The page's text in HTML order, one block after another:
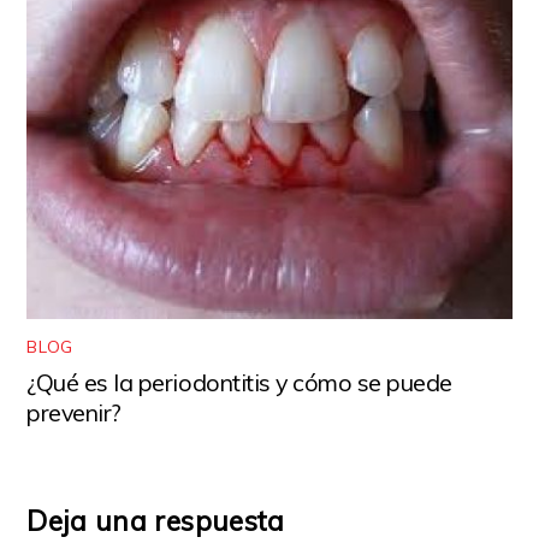
BLOG
¿Qué es la periodontitis y cómo se puede
prevenir?
Deja una respuesta